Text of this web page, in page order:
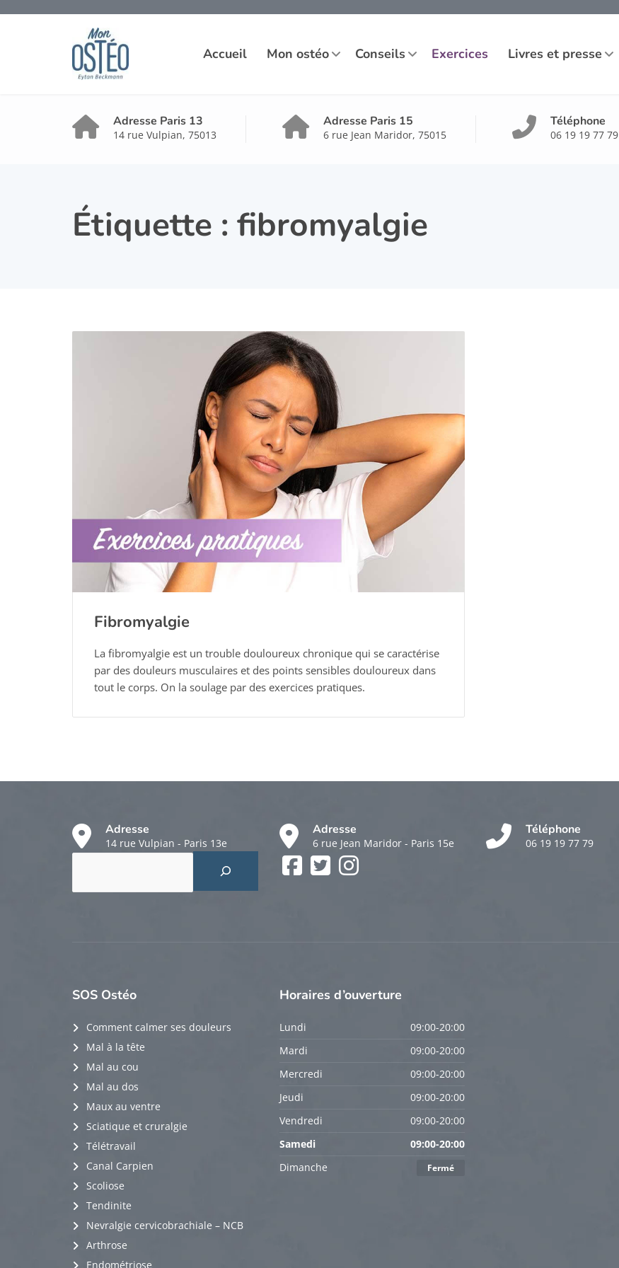
Accueil Mon ostéo Conseils Exercices Livres et presse
Adresse Paris 13
14 rue Vulpian, 75013
Adresse Paris 15
6 rue Jean Maridor, 75015
Téléphone
06 19 19 77 79
Étiquette : fibromyalgie
Fibromyalgie
La fibromyalgie est un trouble douloureux chronique qui se caractérise
par des douleurs musculaires et des points sensibles douloureux dans
tout le corps. On la soulage par des exercices pratiques.
Adresse
14 rue Vulpian - Paris 13e
Adresse
6 rue Jean Maridor - Paris 15e
Téléphone
06 19 19 77 79
Facebook
SOS Ostéo
Comment calmer ses douleurs
Mal à la tête
Mal au cou
Mal au dos
Maux au ventre
Sciatique et cruralgie
Télétravail
Canal Carpien
Scoliose
Tendinite
Nevralgie cervicobrachiale – NCB
Arthrose
Endométriose
Horaires d’ouverture
Lundi
09:00-20:00
Mardi
09:00-20:00
Mercredi
09:00-20:00
Jeudi
09:00-20:00
Vendredi
09:00-20:00
Samedi
09:00-20:00
Dimanche
Fermé